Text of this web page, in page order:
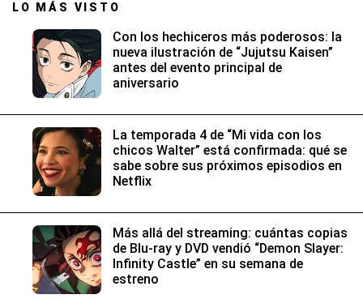
LO MÁS VISTO
Con los hechiceros más poderosos: la
nueva ilustración de “Jujutsu Kaisen”
antes del evento principal de
aniversario
La temporada 4 de “Mi vida con los
chicos Walter” está confirmada: qué se
sabe sobre sus próximos episodios en
Netflix
Más allá del streaming: cuántas copias
de Blu-ray y DVD vendió “Demon Slayer:
Infinity Castle” en su semana de
estreno